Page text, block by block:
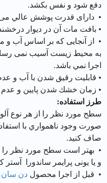
دفع شود و نفس بکشد.
• دارای قدرت پوشش عالي می
• بافت مات آن در دیوار
به محیط زیست آسیب نمی
اجرا نمي باشد.
• قابليت رقيق شدن با آب و عدم
• زمان خشك شدن پايين و عدم
طرز استفاده:
سطح مورد نظر را از هر نوع
صورت وجود ناهمواري با
صاف كنيد.
و یا یونی پرایمر ساندورا آستر
• قبل از اجرا محصولدن سان